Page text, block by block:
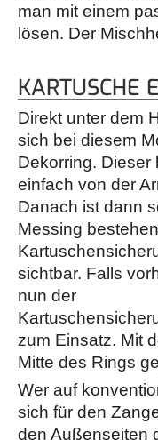
man mit einem
lösen. Der
KARTUSCHE
Direkt unter dem
sich bei diesem
Dekorring. Dieser
einfach von der
Danach ist dann
Messing
sichtbar. Falls
nun der
zum Einsatz. Mit
Mitte des Rings
Wer auf
sich für den
den Außenseiten